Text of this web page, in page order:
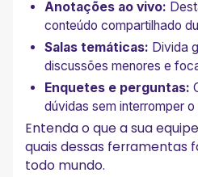
Anotações ao vivo:
conteúdo compartilhado
Salas temáticas: Divida
discussões menores e
Enquetes e perguntas:
dúvidas sem interromper o
Entenda o que a sua
quais dessas ferramentas
todo mundo.